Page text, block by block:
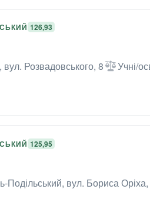
126,93
Розвадовського, 8 Учні/
125,95
Подільський, вул. Бориса